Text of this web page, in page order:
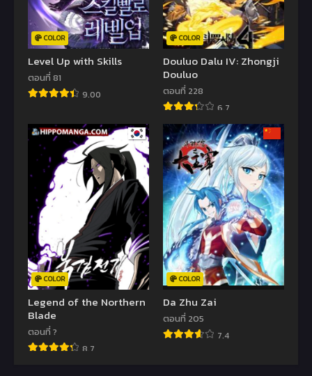
COLOR
Level Up with Skills
ตอนที่ 81
9.00
COLOR
Douluo Dalu IV: Zhongji
Douluo
ตอนที่ 228
6.7
COLOR
Legend of the Northern
Blade
ตอนที่ ?
8.7
COLOR
Da Zhu Zai
ตอนที่ 205
7.4